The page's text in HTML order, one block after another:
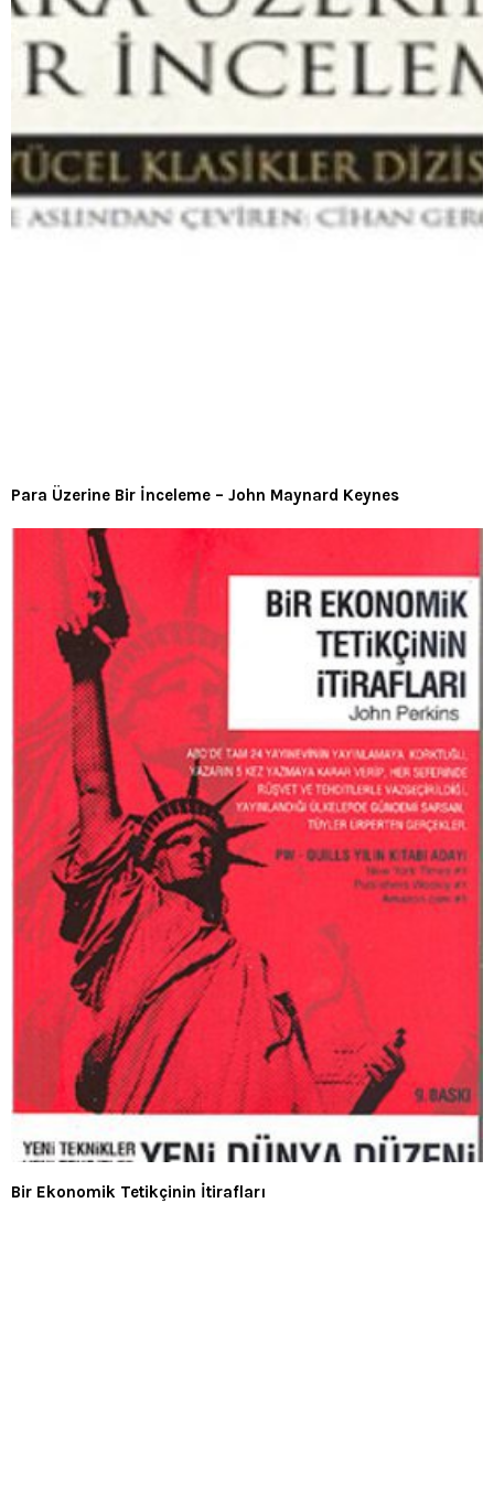
Para Üzerine Bir İnceleme – John Maynard Keynes
Bir Ekonomik Tetikçinin İtirafları